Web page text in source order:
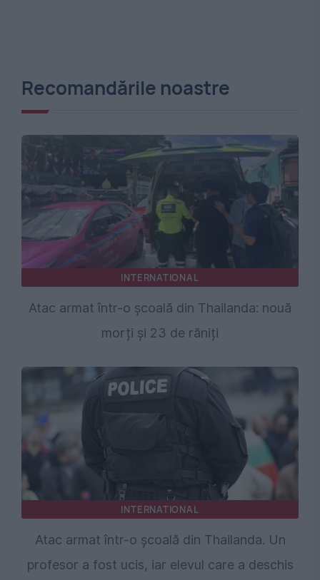
Recomandările noastre
INTERNATIONAL
Atac armat într-o școală din Thailanda: nouă
morți și 23 de răniți
INTERNATIONAL
Atac armat într-o școală din Thailanda. Un
profesor a fost ucis, iar elevul care a deschis